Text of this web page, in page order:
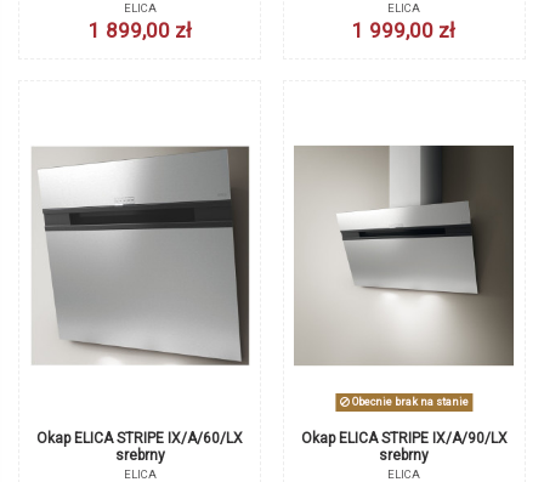
ELICA
1 899,00 zł
ELICA
1 999,00 zł
Okap ELICA STRIPE IX/A/60/LX
srebrny
ELICA
Obecnie brak na stanie
Okap ELICA STRIPE IX/A/90/LX
srebrny
ELICA